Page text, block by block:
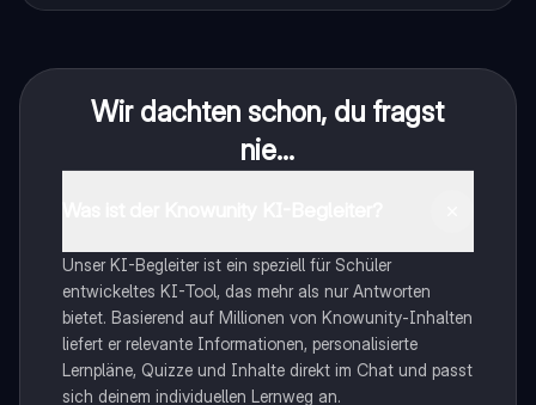
Wir dachten schon, du fragst
nie...
Unser KI-Begleiter ist ein speziell für Schüler
entwickeltes KI-Tool, das mehr als nur Antworten
bietet. Basierend auf Millionen von Knowunity-Inhalten
liefert er relevante Informationen, personalisierte
Lernpläne, Quizze und Inhalte direkt im Chat und passt
sich deinem individuellen Lernweg an.